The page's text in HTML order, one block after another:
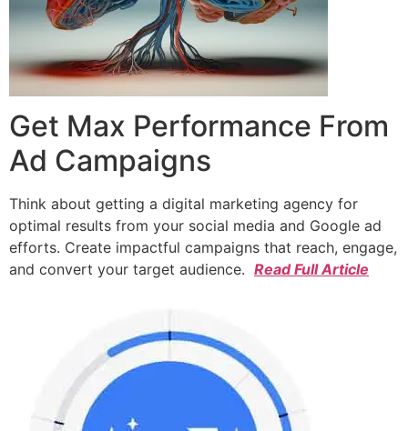
Get Max Performance From
Ad Campaigns
Think about getting a digital marketing agency for
optimal results from your social media and Google ad
efforts. Create impactful campaigns that reach, engage,
and convert your target audience. Read Full Article